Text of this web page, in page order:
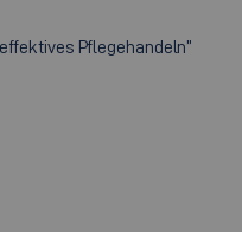
Pflegehandeln”